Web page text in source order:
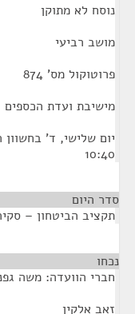
נוסח לא מתוקן
מושב רביעי
פרוטוקול מס' 874
מישיבת ועדת הכספים
10:40
סדר היום
תקציב הביטחון –
נכחו
חברי הוועדה: משה
זאב אלקין